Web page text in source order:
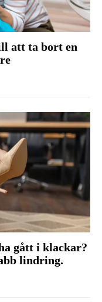
att ta bort en
gått i klackar?
lindring.